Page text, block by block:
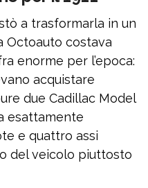
a trasformarla in un
Octoauto costava
enorme per l’epoca:
acquistare
due Cadillac Model
esattamente
e quattro assi
del veicolo piuttosto